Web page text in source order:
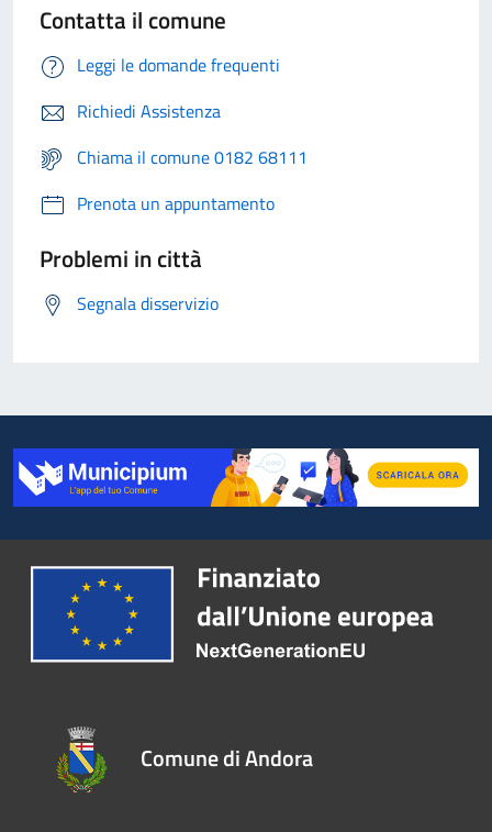
Contatta il comune
Leggi le domande frequenti
Richiedi Assistenza
Chiama il comune 0182 68111
Prenota un appuntamento
Problemi in città
Segnala disservizio
Comune di Andora